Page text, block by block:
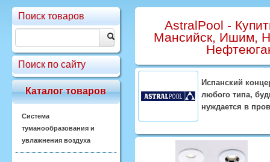
Поиск товаров
Поиск по сайту
Каталог товаров
Система
туманообразования и
увлажнения воздуха
AstralPool -
Мансийск, Ишим,
Испанский
любого типа,
нуждается в